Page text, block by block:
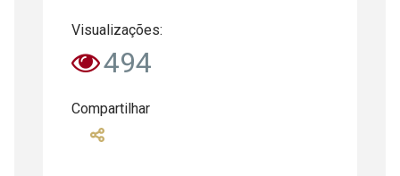
Visualizações:
494
Compartilhar